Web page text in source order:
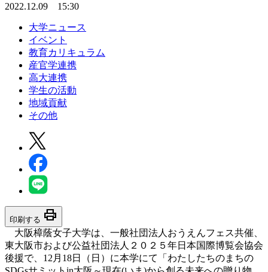
2022.12.09 15:30
大学ニュース
イベント
教育カリキュラム
産官学連携
高大連携
学生の活動
地域貢献
その他
印刷する print
大阪樟蔭女子大学は、一般社団法人おうえんフェス共催、
東大阪市および公益社団法人２０２５年日本国際博覧会協会
後援で、12月18日（日）に本学にて「わたしたちのまちの